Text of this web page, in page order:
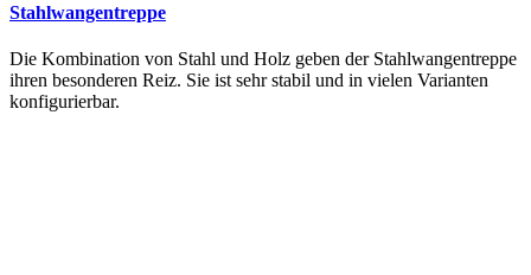
Stahlwangentreppe
Die Kombination von Stahl und Holz geben der Stahlwangentreppe
ihren besonderen Reiz. Sie ist sehr stabil und in vielen Varianten
konfigurierbar.